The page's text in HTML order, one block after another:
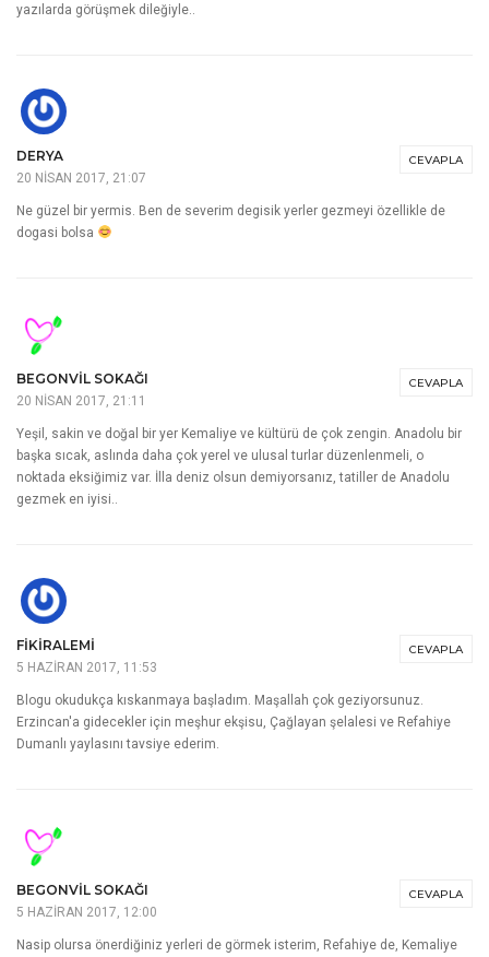
yazılarda görüşmek dileğiyle..
CEVAPLA
DERYA
20 NISAN 2017, 21:07
Ne güzel bir yermis. Ben de severim degisik yerler gezmeyi özellikle de
dogasi bolsa
CEVAPLA
BEGONVIL SOKAĞI
20 NISAN 2017, 21:11
Yeşil, sakin ve doğal bir yer Kemaliye ve kültürü de çok zengin. Anadolu bir
başka sıcak, aslında daha çok yerel ve ulusal turlar düzenlenmeli, o
noktada eksiğimiz var. İlla deniz olsun demiyorsanız, tatiller de Anadolu
gezmek en iyisi..
CEVAPLA
FIKIRALEMI
5 HAZIRAN 2017, 11:53
Blogu okudukça kıskanmaya başladım. Maşallah çok geziyorsunuz.
Erzincan'a gidecekler için meşhur ekşisu, Çağlayan şelalesi ve Refahiye
Dumanlı yaylasını tavsiye ederim.
CEVAPLA
BEGONVIL SOKAĞI
5 HAZIRAN 2017, 12:00
Nasip olursa önerdiğiniz yerleri de görmek isterim, Refahiye de, Kemaliye